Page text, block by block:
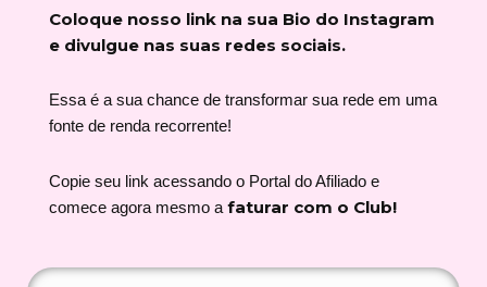
Coloque nosso link na sua Bio do Instagram
e divulgue nas suas redes sociais.
Essa é a sua chance de transformar sua rede em uma
fonte de renda recorrente!
Copie seu link acessando o Portal do Afiliado e
comece agora mesmo a faturar com o Club!